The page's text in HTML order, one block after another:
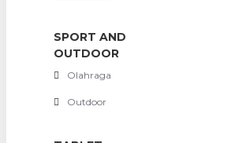
SPORT AND
OUTDOOR
Olahraga
Outdoor